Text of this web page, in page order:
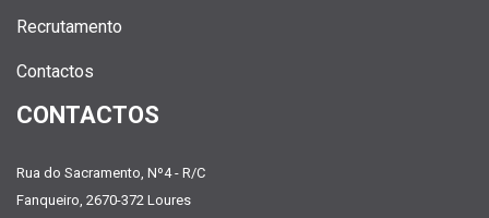
Recrutamento
Contactos
CONTACTOS
Rua do Sacramento, Nº4 - R/C
Fanqueiro, 2670-372 Loures